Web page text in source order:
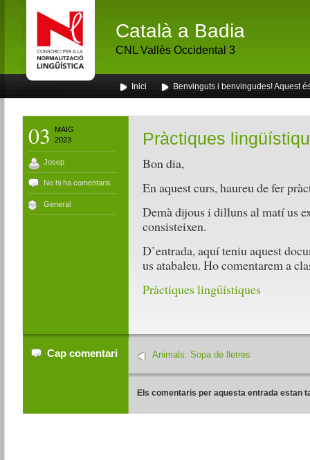
Català a Badia
CNL Vallès Occidental 3
Inici Benvinguts i benvingudes! Aquest
03
MAIG
2023
Josep
No hi ha comentaris
General
Pràctiques
Bon dia,
En aquest curs, haureu de fer
Demà dijous i dilluns al matí us
consisteixen.
D’entrada, aquí teniu aquest
us atabaleu. Ho comentarem a
Pràctiques lingüístiques
Cap comentari Animals. Sopa de lletres
Els comentaris per aquesta entrada estan